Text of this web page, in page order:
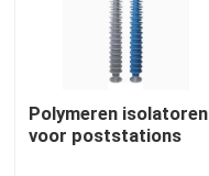
Fabriekstocht
Kwaliteitscontrole
Polymeren isolatoren
voor poststations